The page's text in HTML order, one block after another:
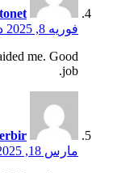
فوریه 8, 2025 در 6:58 ق.ظ
me. Good
job.
مارس 18, 2025 در 4:35 ق.ظ